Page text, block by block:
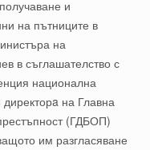
и
на пътниците в
на
в съглашателство с
национална
на Главна
(ГДБОП)
им разгласяване